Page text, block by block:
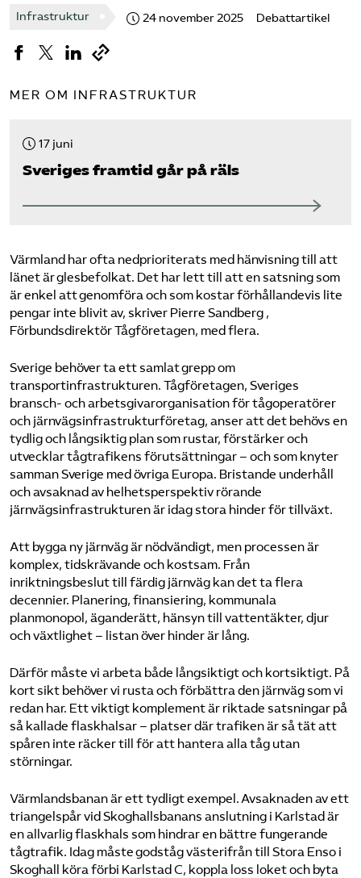
Infrastruktur 24 november 2025 Debattartikel
MER OM INFRASTRUKTUR
17 juni
Sveriges framtid går på räls
Värmland har ofta nedprioriterats med hänvisning till att
länet är glesbefolkat. Det har lett till att en satsning som
är enkel att genomföra och som kostar förhållandevis lite
pengar inte blivit av, skriver Pierre Sandberg ,
Förbundsdirektör Tågföretagen, med flera.
Sverige behöver ta ett samlat grepp om
transportinfrastrukturen. Tågföretagen, Sveriges
bransch- och arbetsgivarorganisation för tågoperatörer
och järnvägsinfrastrukturföretag, anser att det behövs en
tydlig och långsiktig plan som rustar, förstärker och
utvecklar tågtrafikens förutsättningar – och som knyter
samman Sverige med övriga Europa. Bristande underhåll
och avsaknad av helhetsperspektiv rörande
järnvägsinfrastrukturen är idag stora hinder för tillväxt.
Att bygga ny järnväg är nödvändigt, men processen är
komplex, tidskrävande och kostsam. Från
inriktningsbeslut till färdig järnväg kan det ta flera
decennier. Planering, finansiering, kommunala
planmonopol, äganderätt, hänsyn till vattentäkter, djur
och växtlighet – listan över hinder är lång.
Därför måste vi arbeta både långsiktigt och kortsiktigt. På
kort sikt behöver vi rusta och förbättra den järnväg som vi
redan har. Ett viktigt komplement är riktade satsningar på
så kallade flaskhalsar – platser där trafiken är så tät att
spåren inte räcker till för att hantera alla tåg utan
störningar.
Värmlandsbanan är ett tydligt exempel. Avsaknaden av ett
triangelspår vid Skoghallsbanans anslutning i Karlstad är
en allvarlig flaskhals som hindrar en bättre fungerande
tågtrafik. Idag måste godståg västerifrån till Stora Enso i
Skoghall köra förbi Karlstad C, koppla loss loket och byta